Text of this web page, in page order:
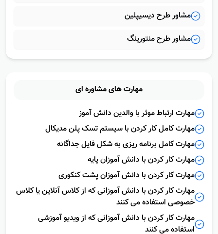
مهارت ارتباط موثر با والدین دانش آموز
مهارت کامل کار کردن با سیستم تسک پلن مدیکال
مهارت کامل برنامه ریزی به شکل فایل جداگانه
مهارت کار کردن با دانش آموزان پایه
مهارت کار کردن با دانش آموزان پشت کنکوری
مهارت کار کردن با دانش آموزانی که از کلاس آنلاین یا کلاس
خصوصی استفاده می کنند
مهارت کار کردن با دانش آموزانی که از ویدیو آموزشی